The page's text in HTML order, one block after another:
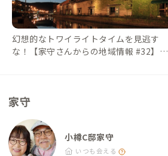
幻想的なトワイライトタイムを見逃す
な！【家守さんからの地域情報 #32】｜#
家守
小樽C邸家守
いつも会える